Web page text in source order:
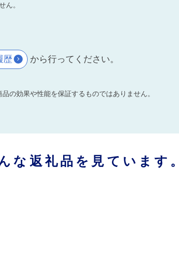
ん。
歴 から行ってください。
の効果や性能を保証するものではありません。
な返礼品を見ています。